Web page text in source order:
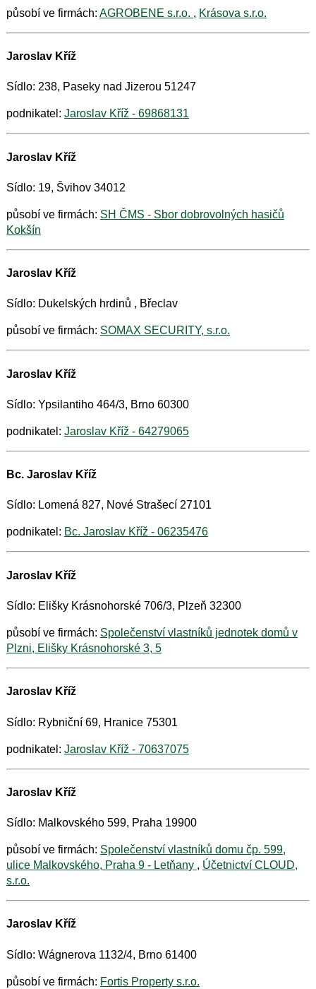
působí ve firmách: AGROBENE s.r.o. , Krásova s.r.o.
Jaroslav Kříž
Sídlo: 238, Paseky nad Jizerou 51247
podnikatel: Jaroslav Kříž - 69868131
Jaroslav Kříž
Sídlo: 19, Švihov 34012
působí ve firmách: SH ČMS - Sbor dobrovolných hasičů
Kokšín
Jaroslav Kříž
Sídlo: Dukelských hrdinů , Břeclav
působí ve firmách: SOMAX SECURITY, s.r.o.
Jaroslav Kříž
Sídlo: Ypsilantiho 464/3, Brno 60300
podnikatel: Jaroslav Kříž - 64279065
Bc. Jaroslav Kříž
Sídlo: Lomená 827, Nové Strašecí 27101
podnikatel: Bc. Jaroslav Kříž - 06235476
Jaroslav Kříž
Sídlo: Elišky Krásnohorské 706/3, Plzeň 32300
působí ve firmách: Společenství vlastníků jednotek domů v
Plzni, Elišky Krásnohorské 3, 5
Jaroslav Kříž
Sídlo: Rybniční 69, Hranice 75301
podnikatel: Jaroslav Kříž - 70637075
Jaroslav Kříž
Sídlo: Malkovského 599, Praha 19900
působí ve firmách: Společenství vlastníků domu čp. 599,
ulice Malkovského, Praha 9 - Letňany , Účetnictví CLOUD,
s.r.o.
Jaroslav Kříž
Sídlo: Wágnerova 1132/4, Brno 61400
působí ve firmách: Fortis Property s.r.o.